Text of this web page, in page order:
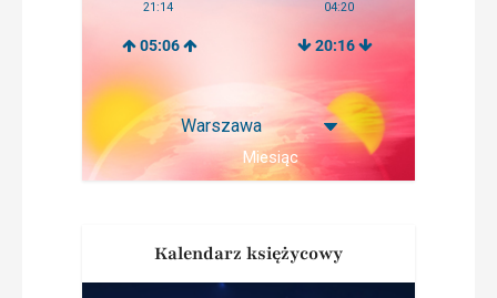
21:14 04:20
05:06 20:16
Miesiąc
Kalendarz księżycowy